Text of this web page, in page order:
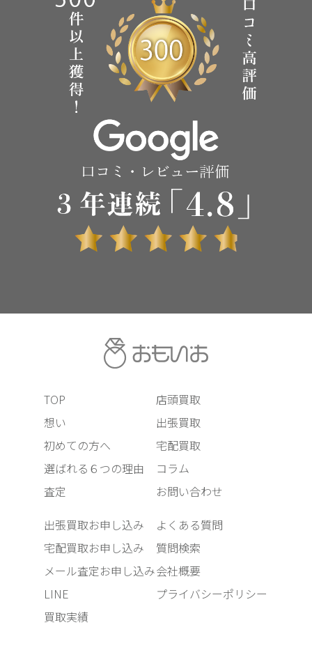
TOP
想い
初めての方へ
選ばれる６つの理由
査定
店頭買取
出張買取
宅配買取
コラム
お問い合わせ
出張買取お申し込み
宅配買取お申し込み
メール査定お申し込み
LINE
買取実績
よくある質問
質問検索
会社概要
プライバシーポリシー